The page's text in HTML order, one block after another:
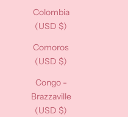
Colombia
(USD $)
Comoros
(USD $)
Congo -
Brazzaville
(USD $)